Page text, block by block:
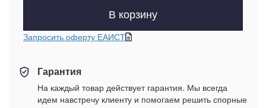
В корзину
Запросить оферту ЕАИСТ
Гарантия
На каждый товар действует гарантия. Мы всегда
идем навстречу клиенту и помогаем решить спорные